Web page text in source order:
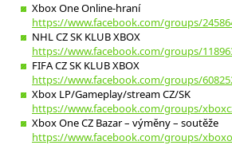
Xbox One Online-hraní
https://www.facebook.com/groups/
NHL CZ SK KLUB XBOX
https://www.facebook.com/groups/
FIFA CZ SK KLUB XBOX
https://www.facebook.com/groups/
Xbox LP/Gameplay/stream CZ/SK
https://www.facebook.com/groups/
Xbox One CZ Bazar – výměny – soutěže
https://www.facebook.com/groups/